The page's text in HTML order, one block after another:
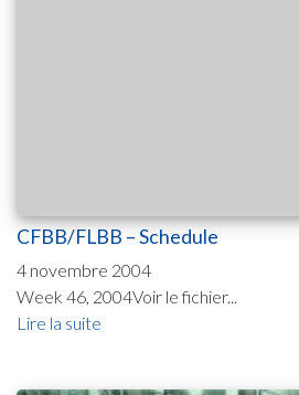
CFBB/FLBB – Schedule
4 novembre 2004
Week 46, 2004Voir le fichier...
Lire la suite